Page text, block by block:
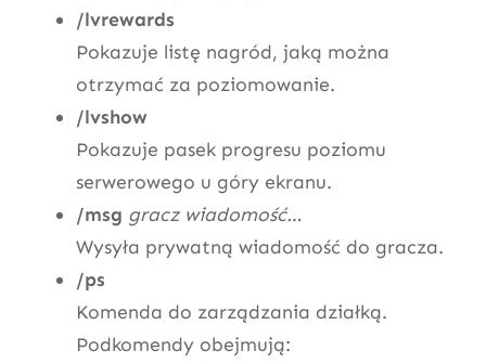
/lvrewards
Pokazuje listę nagród, jaką można
otrzymać za poziomowanie.
/lvshow
Pokazuje pasek progresu poziomu
serwerowego u góry ekranu.
/msg gracz wiadomość…
Wysyła prywatną wiadomość do gracza.
/ps
Komenda do zarządzania działką.
Podkomendy obejmują: